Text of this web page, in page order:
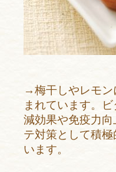
→梅干しやレモン
まれています。
減効果や免疫力
テ対策として積
います。